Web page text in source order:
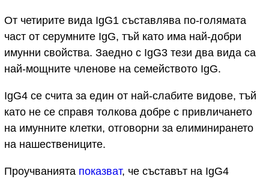
От четирите вида IgG1 съставлява по-голямата
част от серумните IgG, тъй като има най-добри
имунни свойства. Заедно с IgG3 тези два вида са
най-мощните членове на семейството IgG.
IgG4 се счита за един от най-слабите видове, тъй
като не се справя толкова добре с привличането
на имунните клетки, отговорни за елиминирането
на нашествениците.
Проучванията показват, че съставът на IgG4